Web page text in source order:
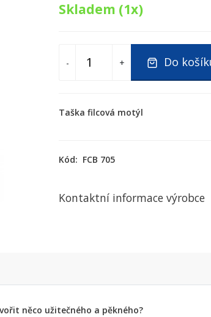
Skladem (1x)
- + Do
Taška filcová motýl
Kód: FCB 705
Kontaktní informace výrobce
něco užitečného a pěkného?